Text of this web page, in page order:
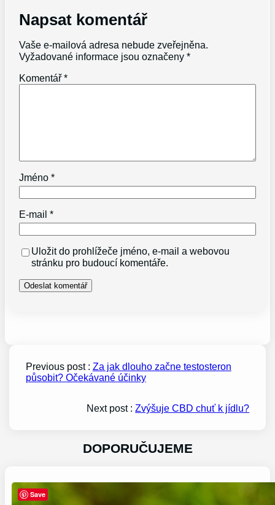
Napsat komentář
Vaše e-mailová adresa nebude zveřejněna.
Vyžadované informace jsou označeny*
Komentář*
Jméno*
E-mail*
Uložit do prohlížeče jméno, e-mail a webovou
stránku pro budoucí komentáře.
Previous post : Za jak dlouho začne testosteron
působit? Očekávané účinky
Next post :Zvýšuje CBD chuť k jídlu?
DOPORUČUJEME
Save